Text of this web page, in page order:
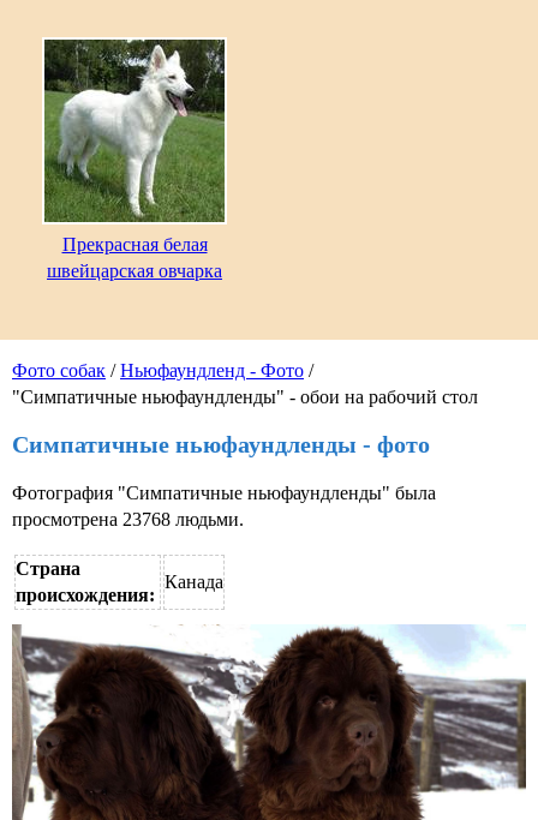
Фото собак /Ньюфаундленд - Фото /
"Симпатичные ньюфаундленды" - обои на рабочий стол
Симпатичные ньюфаундленды - фото
Фотография "Симпатичные ньюфаундленды" была
просмотрена 23768 людьми.
Страна
происхождения:
Канада
Прекрасная белая
швейцарская овчарка